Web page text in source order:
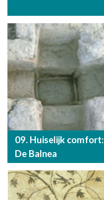
09. Huiselijk comfort:
De Balnea